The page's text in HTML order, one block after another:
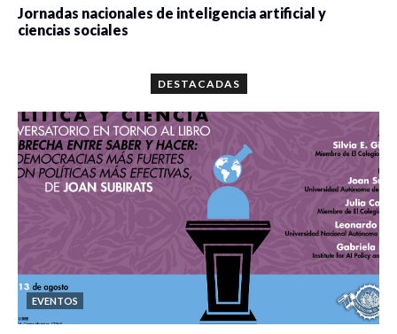
Jornadas nacionales de inteligencia artificial y
ciencias sociales
DESTACADAS
EVENTOS